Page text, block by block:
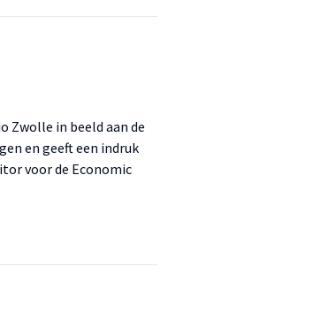
Zwolle in beeld aan de
en geeft een indruk
voor de Economic